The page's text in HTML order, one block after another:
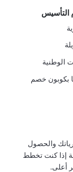
الوطنية
بكوبون خصم
والحصول
إذا كنت تخطط
أعلى.